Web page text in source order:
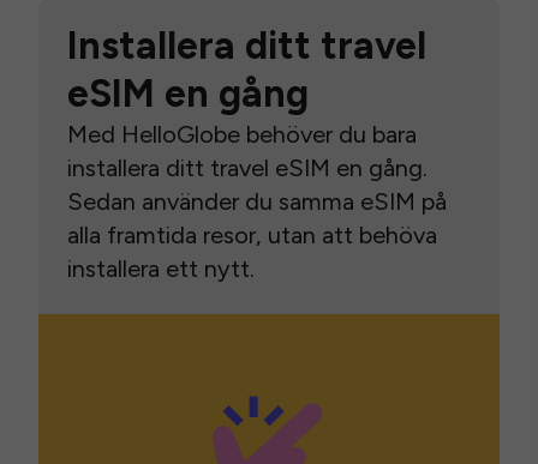
Installera ditt travel
eSIM en gång
Med HelloGlobe behöver du bara
installera ditt travel eSIM en gång.
Sedan använder du samma eSIM på
alla framtida resor, utan att behöva
installera ett nytt.